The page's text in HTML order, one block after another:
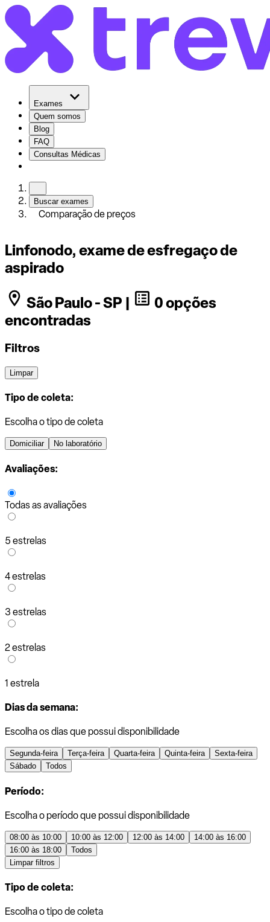
Exames
Quem somos
Blog
FAQ
Consultas Médicas
Buscar exames
Comparação de preços
Linfonodo, exame de esfregaço de
aspirado
São Paulo - SP |
0 opções
encontradas
Filtros
Limpar
Tipo de coleta:
Escolha o tipo de coleta
Domiciliar No laboratório
Avaliações:
Todas as avaliações
5 estrelas
4 estrelas
3 estrelas
2 estrelas
1 estrela
Dias da semana:
Escolha os dias que possui disponibilidade
Segunda-feira Terça-feira Quarta-feira Quinta-feira
Sexta-feira
Sábado
Todos
Período:
Escolha o período que possui disponibilidade
08:00 às 10:00 10:00 às 12:00 12:00 às 14:00
14:00 às 16:00
16:00 às 18:00
Todos
Limpar filtros
Tipo de coleta:
Escolha o tipo de coleta